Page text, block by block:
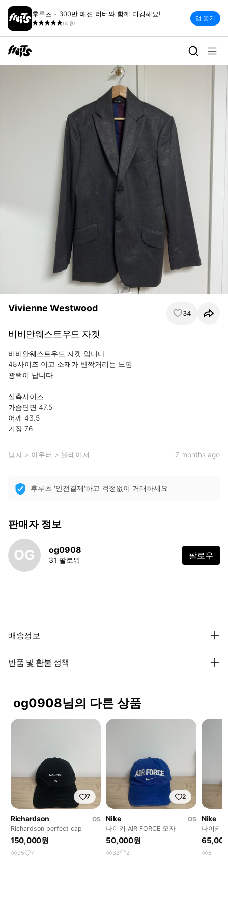
후루츠 - 300만 패션 러버와 함께 디깅해요!
(4.9)
앱 열기
Vivienne Westwood 34
비비안웨스트우드 자켓
비비안웨스트우드 자켓 입니다
48사이즈 이고 소재가 반짝거리는 느낌
광택이 납니다
실측사이즈
가슴단면 47.5
어깨 43.5
기장 76
남자 > 아우터 > 블레이저 7 months ago
후루츠 '안전결제'하고 걱정없이 거래하세요
판매자 정보
OG og0908
31 팔로워 팔로우
배송정보
반품 및 환불 정책
og0908님의 다른 상품
7
Richardson
OS
Richardson perfect cap
150,000원
95 7
2
Nike
OS
나이키 AIR FORCE 모자
50,000원
32 2
Nike
나이키
자 오렌
5